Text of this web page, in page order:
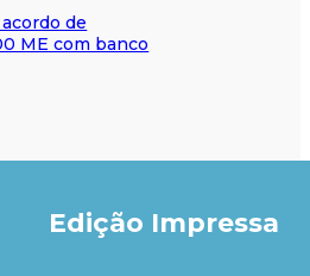
de
ME com banco
Edição Impressa